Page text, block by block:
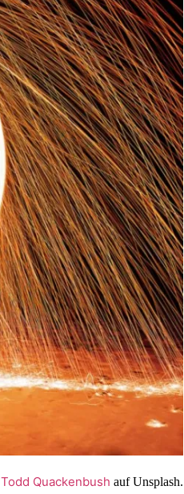
Todd Quackenbush auf Unsplash.